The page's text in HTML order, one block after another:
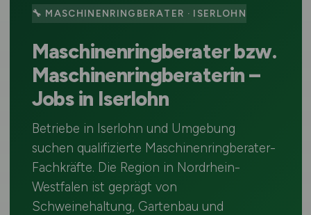
🔧 MASCHINENRINGBERATER · ISERLOHN
Maschinenringberater bzw.
Maschinenringberaterin –
Jobs in Iserlohn
Betriebe in Iserlohn und Umgebung
suchen qualifizierte Maschinenringberater-
Fachkräfte. Die Region in Nordrhein-
Westfalen ist geprägt von
Schweinehaltung, Gartenbau und